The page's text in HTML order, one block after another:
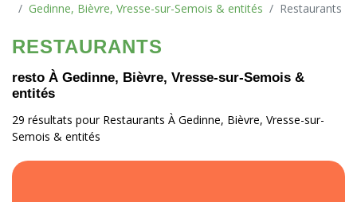
Gedinne, Bièvre, Vresse-sur-Semois & entités
Restaurants
RESTAURANTS
resto À Gedinne, Bièvre, Vresse-sur-Semois &
entités
29 résultats pour Restaurants À Gedinne, Bièvre, Vresse-sur-
Semois & entités